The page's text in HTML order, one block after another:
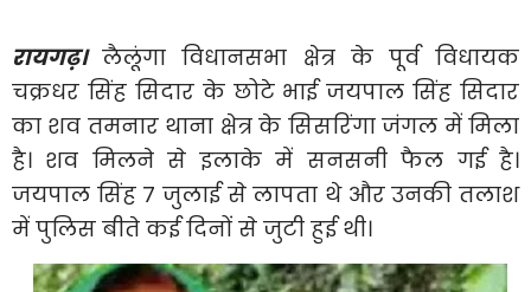
रायगढ़।लैलूंगा विधानसभा क्षेत्र के पूर्व विधायक
चक्रधर सिंह सिदार के छोटे भाई जयपाल सिंह सिदार
का शव तमनार थाना क्षेत्र के सिसरिंगा जंगल में मिला
है। शव मिलने से इलाके में सनसनी फैल गई है।
जयपाल सिंह 7 जुलाई से लापता थे और उनकी तलाश
में पुलिस बीते कई दिनों से जुटी हुई थी।